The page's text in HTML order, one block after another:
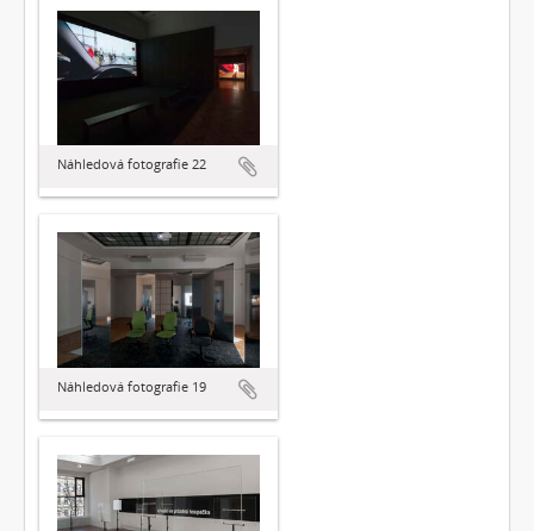
Náhledová fotografie 22
Náhledová fotografie 19